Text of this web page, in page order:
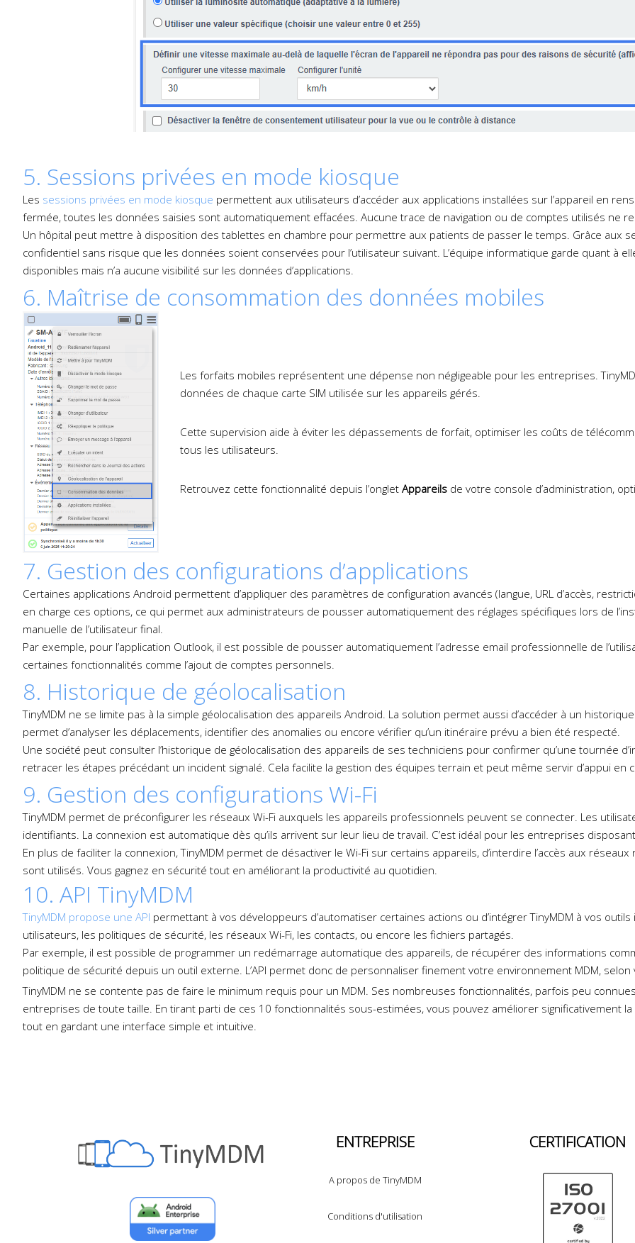
5. Sessions privées en mode kiosque
Les sessions privées en mode kiosque permettent aux utilisateurs d’accéder aux applications installées sur l’appareil en
fermée, toutes les données saisies sont automatiquement effacées. Aucune trace de navigation ou de comptes utilisés ne
Un hôpital peut mettre à disposition des tablettes en chambre pour permettre aux patients de passer le temps. Grâce aux
confidentiel sans risque que les données soient conservées pour l’utilisateur suivant. L’équipe informatique garde quant à
disponibles mais n’a aucune visibilité sur les données d’applications.
6. Maîtrise de consommation des données mobiles
Les forfaits mobiles représentent une dépense non négligeable pour les entreprises.
données de chaque carte SIM utilisée sur les appareils gérés.
Cette supervision aide à éviter les dépassements de forfait, optimiser les coûts de
tous les utilisateurs.
Retrouvez cette fonctionnalité depuis l’onglet Appareils de votre console d’administration,
7. Gestion des configurations d’applications
Certaines applications Android permettent d’appliquer des paramètres de configuration avancés (langue, URL d’accès,
en charge ces options, ce qui permet aux administrateurs de pousser automatiquement des réglages spécifiques lors de
manuelle de l’utilisateur final.
Par exemple, pour l’application Outlook, il est possible de pousser automatiquement l’adresse email professionnelle de
certaines fonctionnalités comme l’ajout de comptes personnels.
8. Historique de géolocalisation
TinyMDM ne se limite pas à la simple géolocalisation des appareils Android. La solution permet aussi d’accéder à un
permet d’analyser les déplacements, identifier des anomalies ou encore vérifier qu’un itinéraire prévu a bien été respecté.
Une société peut consulter l’historique de géolocalisation des appareils de ses techniciens pour confirmer qu’une tournée
retracer les étapes précédant un incident signalé. Cela facilite la gestion des équipes terrain et peut même servir d’appui en
9. Gestion des configurations Wi-Fi
TinyMDM permet de préconfigurer les réseaux Wi-Fi auxquels les appareils professionnels peuvent se connecter. Les
identifiants. La connexion est automatique dès qu’ils arrivent sur leur lieu de travail. C’est idéal pour les entreprises
En plus de faciliter la connexion, TinyMDM permet de désactiver le Wi-Fi sur certains appareils, d’interdire l’accès aux
sont utilisés. Vous gagnez en sécurité tout en améliorant la productivité au quotidien.
10. API TinyMDM
TinyMDM propose une API permettant à vos développeurs d’automatiser certaines actions ou d’intégrer TinyMDM à vos
utilisateurs, les politiques de sécurité, les réseaux Wi-Fi, les contacts, ou encore les fichiers partagés.
Par exemple, il est possible de programmer un redémarrage automatique des appareils, de récupérer des informations
politique de sécurité depuis un outil externe. L’API permet donc de personnaliser finement votre environnement MDM,
TinyMDM ne se contente pas de faire le minimum requis pour un MDM. Ses nombreuses fonctionnalités, parfois peu
entreprises de toute taille. En tirant parti de ces 10 fonctionnalités sous-estimées, vous pouvez améliorer significativement
tout en gardant une interface simple et intuitive.
ENTREPRISE
A propos de TinyMDM
Conditions d'utilisation
CERTIFICATION